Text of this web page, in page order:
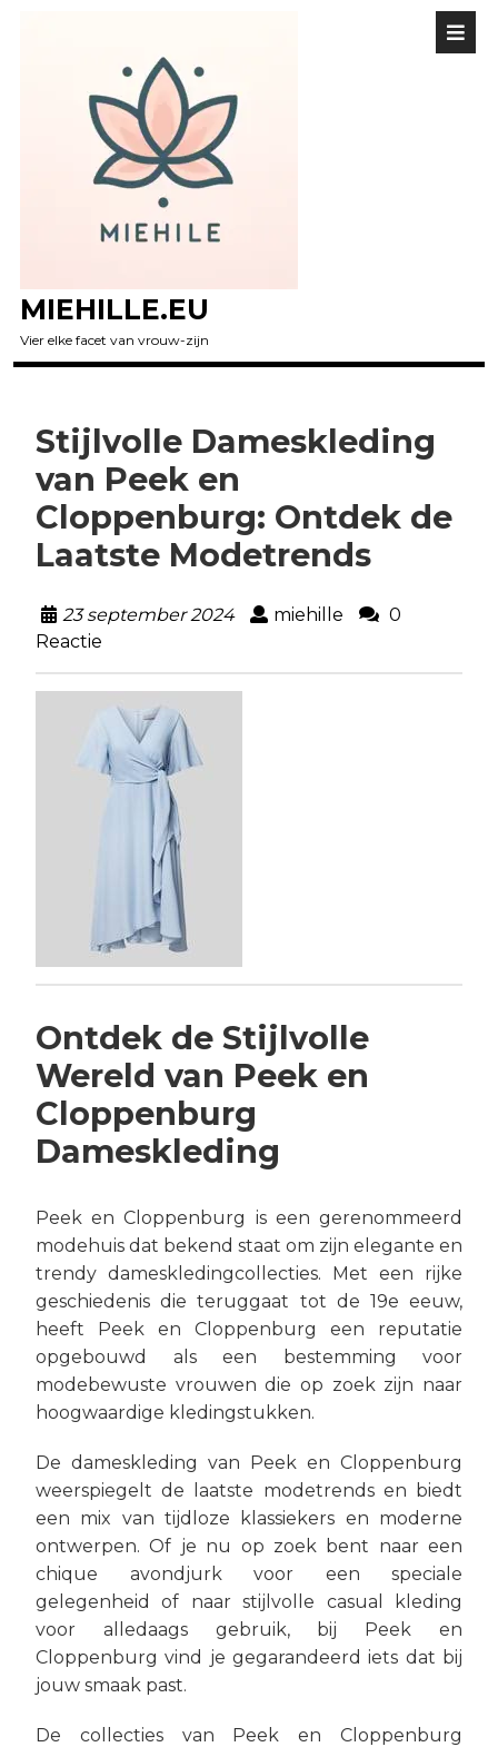
MIEHILLE.EU
Vier elke facet van vrouw-zijn
Stijlvolle Dameskleding
van Peek en
Cloppenburg: Ontdek de
Laatste Modetrends
23 september 2024 miehille
0
Reactie
Ontdek de Stijlvolle
Wereld van Peek en
Cloppenburg
Dameskleding
Peek en Cloppenburg is een gerenommeerd
modehuis dat bekend staat om zijn elegante en
trendy dameskledingcollecties. Met een rijke
geschiedenis die teruggaat tot de 19e eeuw,
heeft Peek en Cloppenburg een reputatie
opgebouwd als een bestemming voor
modebewuste vrouwen die op zoek zijn naar
hoogwaardige kledingstukken.
De dameskleding van Peek en Cloppenburg
weerspiegelt de laatste modetrends en biedt
een mix van tijdloze klassiekers en moderne
ontwerpen. Of je nu op zoek bent naar een
chique avondjurk voor een speciale
gelegenheid of naar stijlvolle casual kleding
voor alledaags gebruik, bij Peek en
Cloppenburg vind je gegarandeerd iets dat bij
jouw smaak past.
De collecties van Peek en Cloppenburg